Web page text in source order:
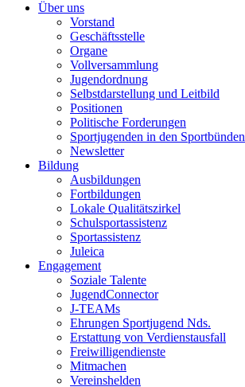
Über uns
Vorstand
Geschäftsstelle
Organe
Vollversammlung
Jugendordnung
Selbstdarstellung und Leitbild
Positionen
Politische Forderungen
Sportjugenden in den Sportbünden
Newsletter
Bildung
Ausbildungen
Fortbildungen
Lokale Qualitätszirkel
Schulsportassistenz
Sportassistenz
Juleica
Engagement
Soziale Talente
JugendConnector
J-TEAMs
Ehrungen Sportjugend Nds.
Erstattung von Verdienstausfall
Freiwilligendienste
Mitmachen
Vereinshelden